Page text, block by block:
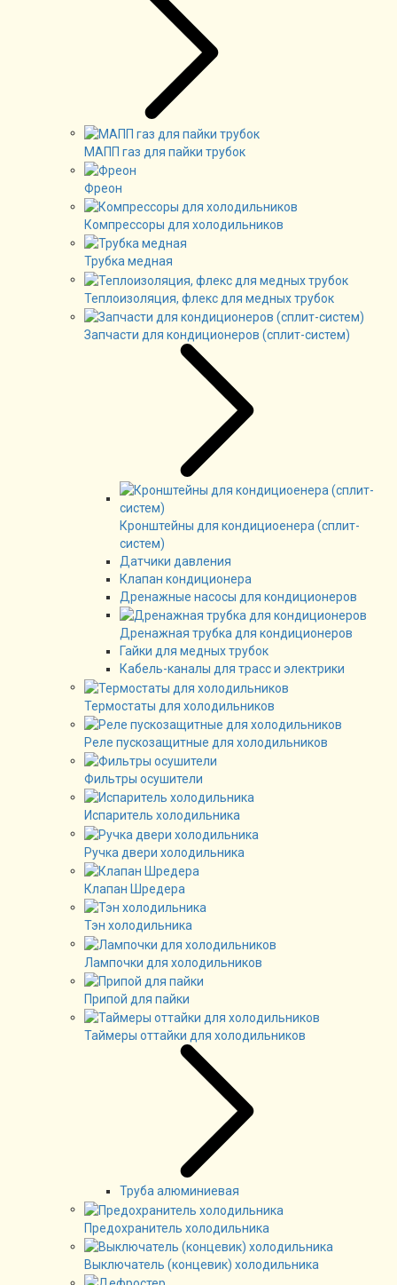
МАПП газ для пайки трубок
Фреон
Компрессоры для холодильников
Трубка медная
Теплоизоляция, флекс для медных трубок
Запчасти для кондиционеров (сплит-систем)
Кронштейны для кондициоенера (сплит-
систем)
Датчики давления
Клапан кондиционера
Дренажные насосы для кондиционеров
Дренажная трубка для кондиционеров
Гайки для медных трубок
Кабель-каналы для трасс и электрики
Термостаты для холодильников
Реле пускозащитные для холодильников
Фильтры осушители
Испаритель холодильника
Ручка двери холодильника
Клапан Шредера
Тэн холодильника
Лампочки для холодильников
Припой для пайки
Таймеры оттайки для холодильников
Труба алюминиевая
Предохранитель холодильника
Выключатель (концевик) холодильника